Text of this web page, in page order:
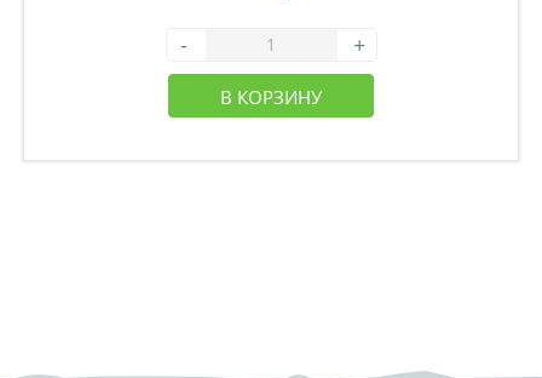
- +
В КОРЗИНУ